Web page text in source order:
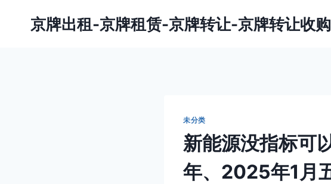
京牌出租-京牌租赁-京牌转让-京牌转让收
未分类
新能源没指标可
年、2025年1月